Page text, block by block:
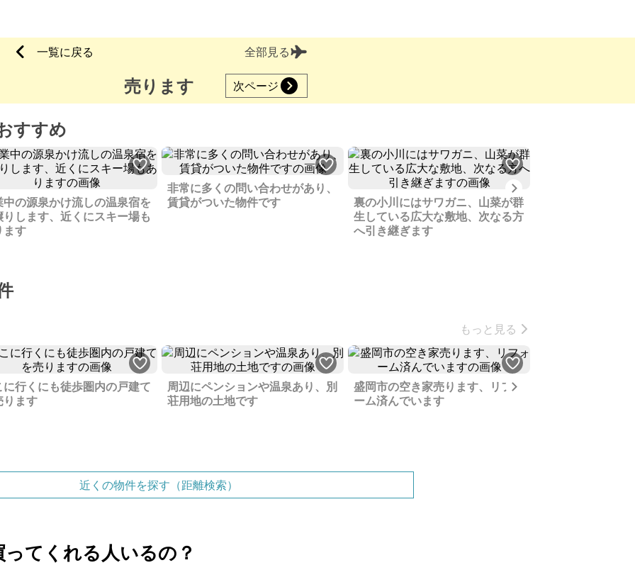
一覧に戻る 全部見る
売ります 次ページ
すすめ
中の源泉かけ流しの温泉宿を
りします、近くにスキー場も
ます
非常に多くの問い合わせがあり、
賃貸がついた物件です
裏の小川にはサワガニ、山菜が群
生している広大な敷地、次なる方
へ引き継ぎます
もっと見る
に行くにも徒歩圏内の戸建て
ります
周辺にペンションや温泉あり、別
荘用地の土地です
盛岡市の空き家売ります、リフォ
ーム済んでいます
近くの物件を探す（距離検索）
てくれる人いるの？